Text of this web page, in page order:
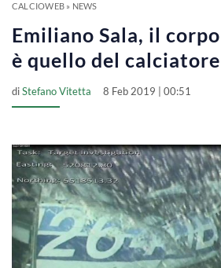
CALCIOWEB» NEWS
Emiliano Sala, il
è quello del calciatore
diStefano Vitetta 8 Feb 2019 | 00:51